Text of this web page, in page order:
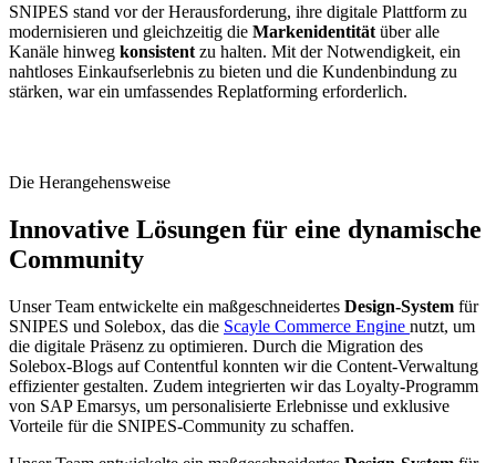
SNIPES stand vor der Herausforderung, ihre digitale Plattform zu
modernisieren und gleichzeitig die Markenidentität über alle
Kanäle hinweg konsistent zu halten. Mit der Notwendigkeit, ein
nahtloses Einkaufserlebnis zu bieten und die Kundenbindung zu
stärken, war ein umfassendes Replatforming erforderlich.
Die Herangehensweise
Innovative Lösungen für eine dynamische
Community
Unser Team entwickelte ein maßgeschneidertes Design-System für
SNIPES und Solebox, das die Scayle Commerce Engine nutzt, um
die digitale Präsenz zu optimieren. Durch die Migration des
Solebox-Blogs auf Contentful konnten wir die Content-Verwaltung
effizienter gestalten. Zudem integrierten wir das Loyalty-Programm
von SAP Emarsys, um personalisierte Erlebnisse und exklusive
Vorteile für die SNIPES-Community zu schaffen.